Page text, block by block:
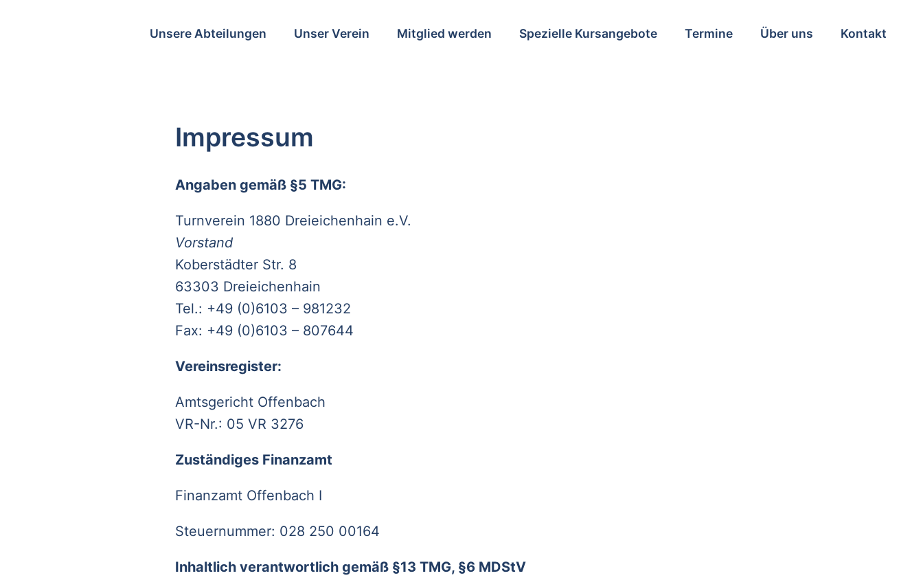
Unsere Abteilungen Unser Verein Mitglied werden Spezielle Kursangebote Termine Über uns Kontakt
Impressum
Angaben gemäß §5 TMG:
Turnverein 1880 Dreieichenhain e.V.
Vorstand
Koberstädter Str. 8
63303 Dreieichenhain
Tel.: +49 (0)6103 – 981232
Fax: +49 (0)6103 – 807644
Vereinsregister:
Amtsgericht Offenbach
VR-Nr.: 05 VR 3276
Zuständiges Finanzamt
Finanzamt Offenbach I
Steuernummer: 028 250 00164
Inhaltlich verantwortlich gemäß §13 TMG, §6 MDStV